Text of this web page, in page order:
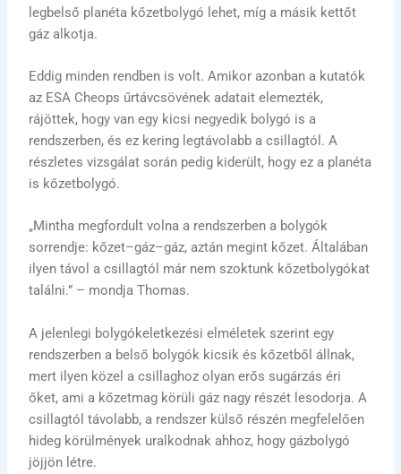
legbelső planéta kőzetbolygó lehet, míg a másik kettőt
gáz alkotja.
Eddig minden rendben is volt. Amikor azonban a kutatók
az ESA Cheops űrtávcsövének adatait elemezték,
rájöttek, hogy van egy kicsi negyedik bolygó is a
rendszerben, és ez kering legtávolabb a csillagtól. A
részletes vizsgálat során pedig kiderült, hogy ez a planéta
is kőzetbolygó.
„Mintha megfordult volna a rendszerben a bolygók
sorrendje: kőzet–gáz–gáz, aztán megint kőzet. Általában
ilyen távol a csillagtól már nem szoktunk kőzetbolygókat
találni.” – mondja Thomas.
A jelenlegi bolygókeletkezési elméletek szerint egy
rendszerben a belső bolygók kicsik és kőzetből állnak,
mert ilyen közel a csillaghoz olyan erős sugárzás éri
őket, ami a kőzetmag körüli gáz nagy részét lesodorja. A
csillagtól távolabb, a rendszer külső részén megfelelően
hideg körülmények uralkodnak ahhoz, hogy gázbolygó
jöjjön létre.